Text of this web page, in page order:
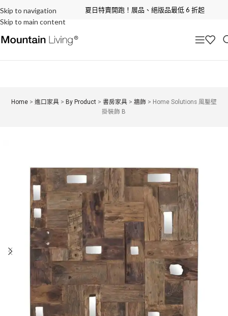
Skip to navigation
Skip to main content
夏日特賣開跑！展品、絕版品最低 6 折起
Home> 進口家具> By Product> 書房家具> 牆飾> Home Solutions 風鑿壁
掛裝飾 B